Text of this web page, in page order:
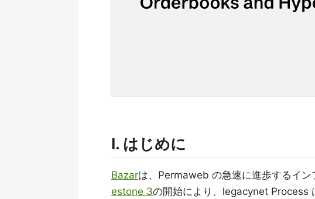
I. はじめに
Bazarは、Permaweb の急速に進歩するイン
estone 3の開始により、legacynet Process